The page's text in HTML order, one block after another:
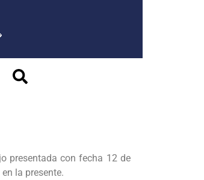
presentada con fecha 12 de
la presente.